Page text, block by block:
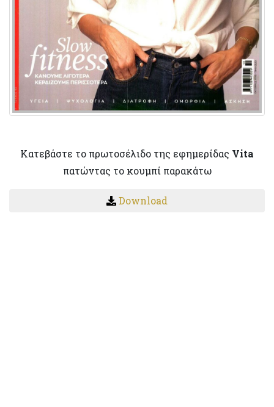
Κατεβάστε το πρωτοσέλιδο της εφημερίδας Vita
πατώντας το κουμπί παρακάτω
Download